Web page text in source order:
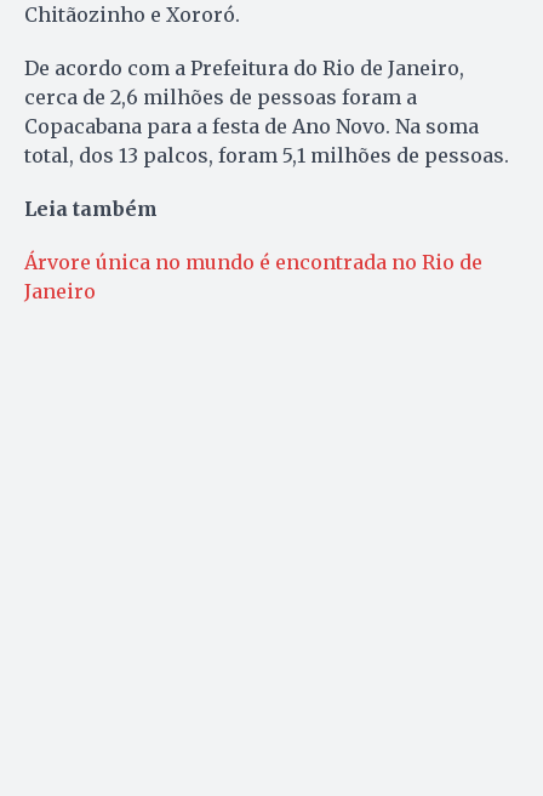
Chitãozinho e Xororó.
De acordo com a Prefeitura do Rio de Janeiro,
cerca de 2,6 milhões de pessoas foram a
Copacabana para a festa de Ano Novo. Na soma
total, dos 13 palcos, foram 5,1 milhões de pessoas.
Leia também
Árvore única no mundo é encontrada no Rio de
Janeiro